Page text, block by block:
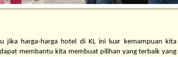
jika harga-harga hotel di KL ini luar kemampuan
membantu kita membuat pilihan yang terbaik